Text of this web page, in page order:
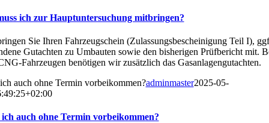
ich zur Hauptuntersuchung mitbringen?
Sie Ihren Fahrzeugschein (Zulassungsbescheinigung Teil I),
Gutachten zu Umbauten sowie den bisherigen Prüfbericht mit.
Fahrzeugen benötigen wir zusätzlich das Gasanlagengutachten.
auch ohne Termin vorbeikommen?adminmaster2025-05-
auch ohne Termin vorbeikommen?